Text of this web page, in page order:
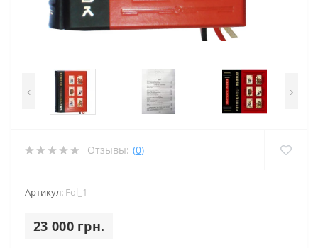
‹ ›
Отзывы: (0)
Артикул: Fol_1
23 000 грн.